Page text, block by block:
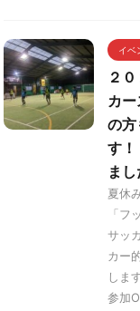
イベ
２
カ
の方
す
まし
夏休
「フ
サッ
カー
しま
参加